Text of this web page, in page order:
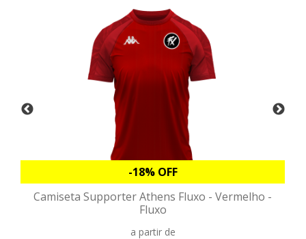
-18% OFF
Camiseta Supporter Athens Fluxo - Vermelho -
Fluxo
a partir de